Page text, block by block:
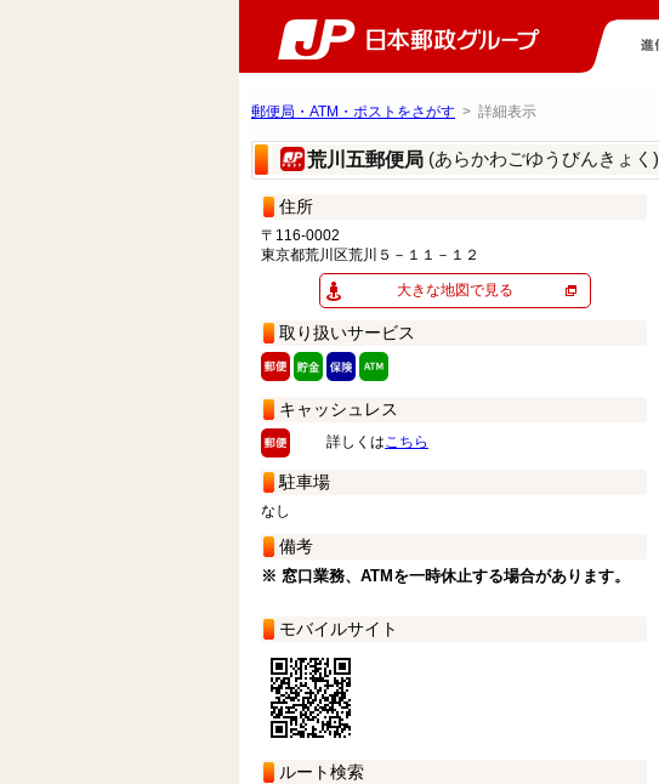
郵便局・ATM・ポストをさがす > 詳細表示
荒川五郵便局 (あらかわごゆうびんきょく)
住所
〒116-0002
東京都荒川区荒川５－１１－１２
大きな地図で見る
取り扱いサービス
キャッシュレス
詳しくはこちら
駐車場
なし
備考
※ 窓口業務、ATMを一時休止する場合があります。
モバイルサイト
ルート検索